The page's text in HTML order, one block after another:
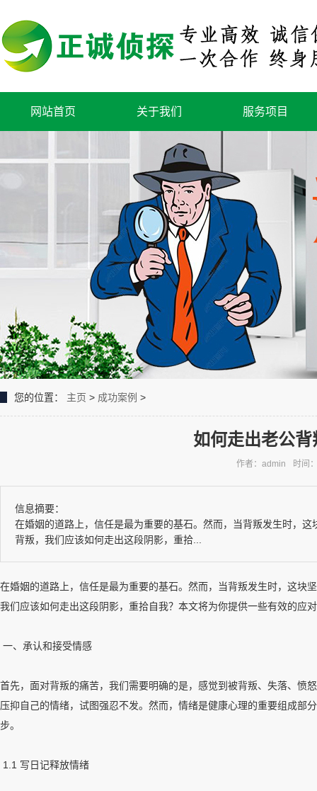
网站首页 关于我们 服务项目
您的位置： 主页 > 成功案例 >
如何走出老公
作者：admin 时间
信息摘要：
在婚姻的道路上，信任是最为重要的基石。然而，当背叛发生时，
背叛，我们应该如何走出这段阴影，重拾...
在婚姻的道路上，信任是最为重要的基石。然而，当背叛发生时，这块
我们应该如何走出这段阴影，重拾自我？本文将为你提供一些有效的应
一、承认和接受情感
首先，面对背叛的痛苦，我们需要明确的是，感觉到被背叛、失落、愤
压抑自己的情绪，试图强忍不发。然而，情绪是健康心理的重要组成部
步。
1.1 写日记释放情绪